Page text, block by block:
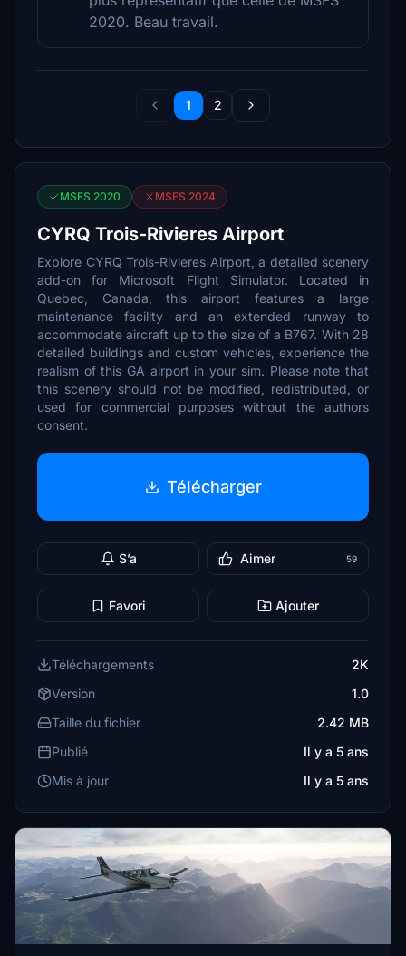
2020. Beau travail.
1 2
MSFS 2020 MSFS 2024
CYRQ Trois-Rivieres Airport
Explore CYRQ Trois-Rivieres Airport, a detailed scenery
add-on for Microsoft Flight Simulator. Located in
Quebec, Canada, this airport features a large
maintenance facility and an extended runway to
accommodate aircraft up to the size of a B767. With 28
detailed buildings and custom vehicles, experience the
realism of this GA airport in your sim. Please note that
this scenery should not be modified, redistributed, or
used for commercial purposes without the authors
consent.
Télécharger
S’a Aimer 59
Favori Ajouter
Téléchargements
2K
Version
1.0
Taille du fichier
2.42 MB
Publié
Il y a 5 ans
Mis à jour
Il y a 5 ans